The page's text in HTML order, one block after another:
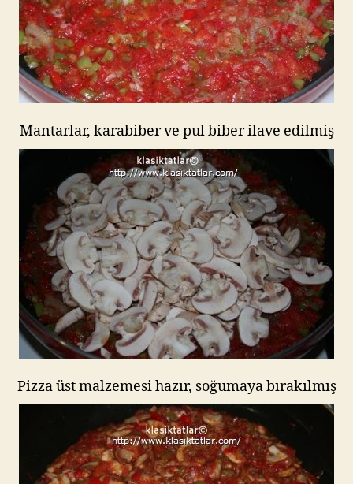
Mantarlar, karabiber ve pul biber ilave edilmiş
Pizza üst malzemesi hazır, soğumaya bırakılmış